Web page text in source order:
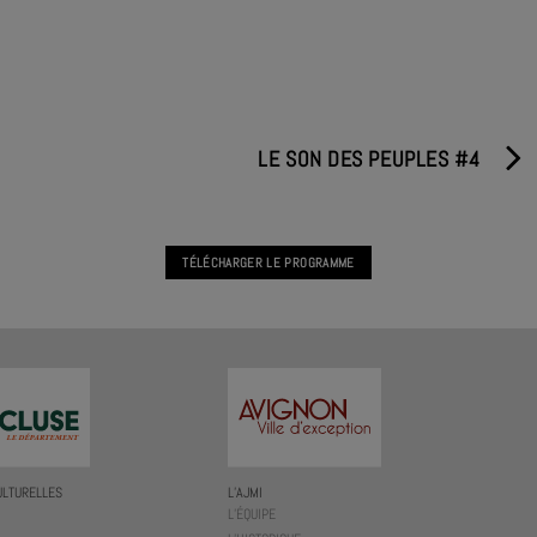
LE SON DES PEUPLES #4
TÉLÉCHARGER LE PROGRAMME
L’AJMI
L’ÉQUIPE